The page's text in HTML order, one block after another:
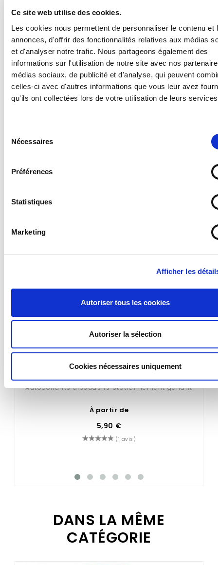
Ce site web utilise des cookies.
Les cookies nous permettent de personnaliser le contenu et
annonces, d'offrir des fonctionnalités relatives aux médias
et d'analyser notre trafic. Nous partageons également des
informations sur l'utilisation de notre site avec nos
médias sociaux, de publicité et d'analyse, qui peuvent
celles-ci avec d'autres informations que vous leur avez
qu'ils ont collectées lors de votre utilisation de leurs
Nécessaires
Préférences
Statistiques
Marketing
Afficher les
Autoriser tous les cookies
Autoriser la sélection
Cookies nécessaires uniquement
contrevenants, mais simplement d'informer d'une
infraction.
Caractéristiques des stickers
dissuasifs Menace de mise en
fourrière :
- Matériau : Papier ultra-déchirable et colle puissante
- Mention : Menace de mise en fourrière
pose, le papier se déchire en petits morceaux
- 10 x 10 cm
- Lot de 500
VOUS AIMEREZ AUSSI
Autocollants dissuasifs Stationnement gênant
À partir de
5,90 €
(1 avis)
DANS LA MÊME
CATÉGORIE